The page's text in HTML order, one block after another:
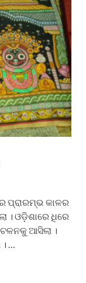
ପ୍ରାରମ୍ଭ କାଳର
। ଓଡ଼ିଶାରେ ଧିରେ
ଆସିଲା ।
…